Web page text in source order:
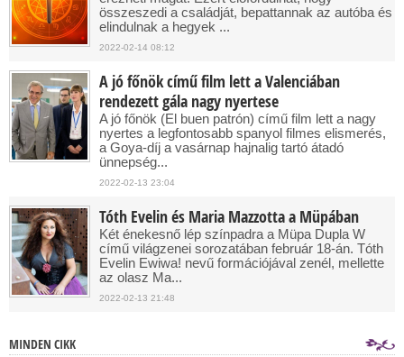
összeszedi a családját, bepattannak az autóba és
elindulnak a hegyek ...
2022-02-14 08:12
A jó főnök című film lett a Valenciában
rendezett gála nagy nyertese
A jó főnök (El buen patrón) című film lett a nagy
nyertes a legfontosabb spanyol filmes elismerés,
a Goya-díj a vasárnap hajnalig tartó átadó
ünnepség...
2022-02-13 23:04
Tóth Evelin és Maria Mazzotta a Müpában
Két énekesnő lép színpadra a Müpa Dupla W
című világzenei sorozatában február 18-án. Tóth
Evelin Ewiwa! nevű formációjával zenél, mellette
az olasz Ma...
2022-02-13 21:48
MINDEN CIKK